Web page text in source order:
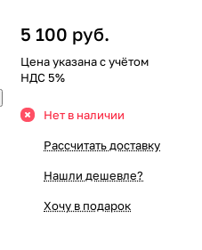
5 100 руб.
Цена указана с учётом
НДС 5%
Нет в наличии
Рассчитать доставку
Нашли дешевле?
Хочу в подарок